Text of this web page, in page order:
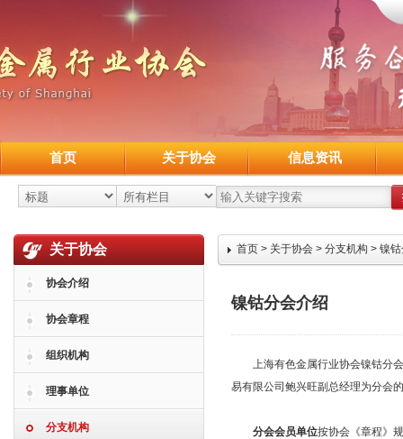
首页 关于协会 信息资讯
关于协会
协会介绍
协会章程
组织机构
理事单位
分支机构
首页 > 关于协会 > 分支机构 > 镍
镍钴分会介绍
上海有色金属行业协会镍钴分会
易有限公司鲍兴旺副总经理为分会
分会会员单位按协会《章程》